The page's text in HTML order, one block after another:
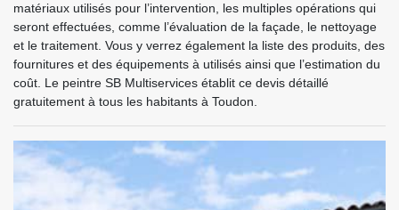
matériaux utilisés pour l’intervention, les multiples opérations qui
seront effectuées, comme l’évaluation de la façade, le nettoyage
et le traitement. Vous y verrez également la liste des produits, des
fournitures et des équipements à utilisés ainsi que l’estimation du
coût. Le peintre SB Multiservices établit ce devis détaillé
gratuitement à tous les habitants à Toudon.